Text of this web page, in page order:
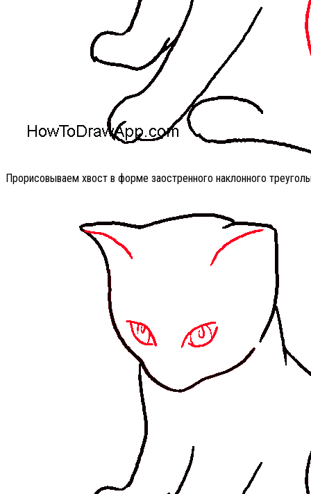
Прорисовываем хвост в форме заостренного наклонного